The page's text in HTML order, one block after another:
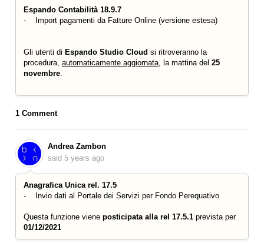
Espando Contabilità 18.9.7
- Import pagamenti da Fatture Online (versione estesa)
Gli utenti di Espando Studio Cloud si ritroveranno la
procedura, automaticamente aggiornata , la mattina del 25
novembre
1 Comment
Andrea Zambon
said 5 years ago
Anagrafica Unica rel. 17.5
- Invio dati al Portale dei Servizi per Fondo Perequativo
Questa funzione viene posticipata alla rel 17.5.1 prevista per
01/12/2021